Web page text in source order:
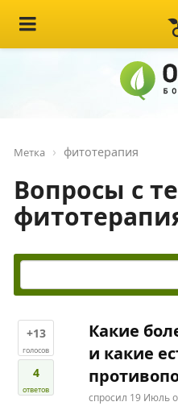
Метка фитотерапия
Вопросы с
+13
голосов
4
ответов
Какие
и какие
спросил 19 Июль